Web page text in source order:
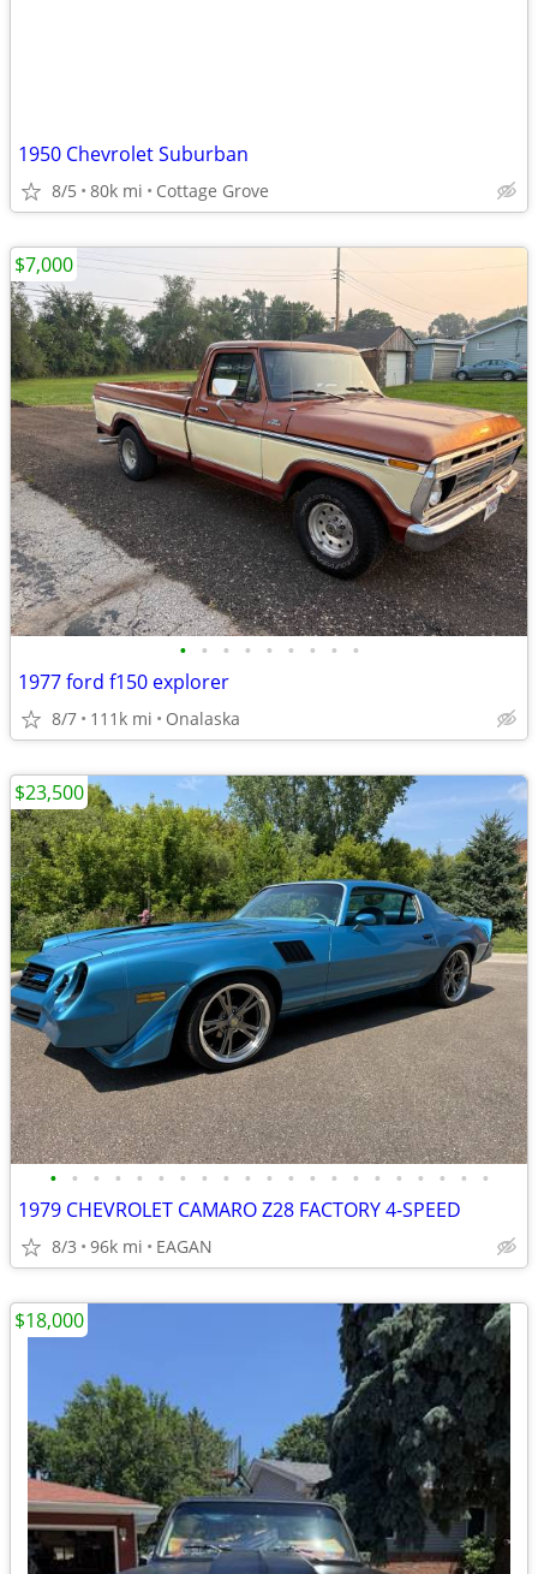
1950 Chevrolet Suburban
8/5 80k mi Cottage Grove
• • • • • • • • •
1977 ford f150 explorer
8/7 111k mi Onalaska
$7,000
• • • • • • • • • • • • • • • • • • • • •
1979 CHEVROLET CAMARO Z28 FACTORY 4-SPEED
8/3 96k mi EAGAN
$23,500
$18,000